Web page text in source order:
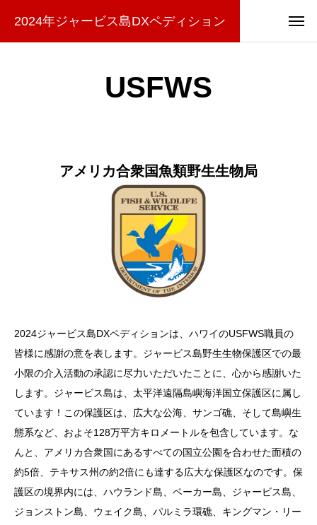
2024年ジャービス島DXペディション
USFWS
アメリカ合衆国魚類野生生物局
2024ジャービス島DXペディションは、ハワイのUSFWS職員の
皆様に感謝の意を表します。ジャービス島野生生物保護区での最
小限の介入活動の承認に尽力いただいたことに、心から感謝いた
します。ジャービス島は、太平洋遠隔島嶼海洋国立保護区に属し
ています！この保護区は、広大な公海、サンゴ礁、そして島嶼生
態系など、およそ128万平方キロメートルを包含しています。な
んと、アメリカ合衆国にあるすべての国立公園を合わせた面積の
約5倍、テキサス州の約2倍にも達する広大な保護区なのです。保
護区の境界内には、ハウランド島、ベーカー島、ジャービス島、
ジョンストン島、ウェイク島、パルミラ環礁、キングマン・リー